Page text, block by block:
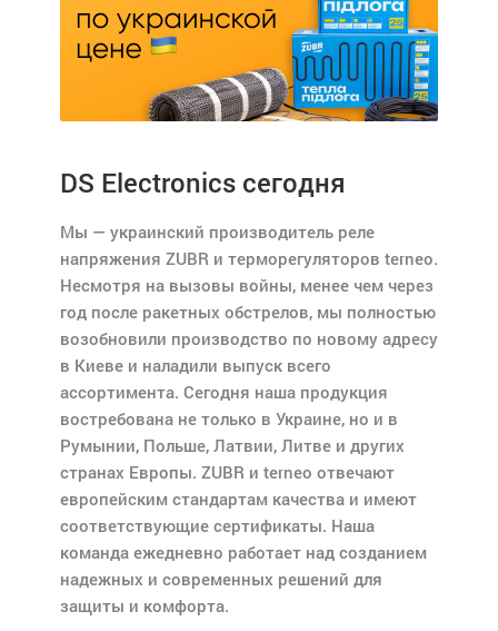
DS Electronics сегодня
Мы — украинский производитель реле
напряжения ZUBR и терморегуляторов terneo.
Несмотря на вызовы войны, менее чем через
год после ракетных обстрелов, мы полностью
возобновили производство по новому адресу
в Киеве и наладили выпуск всего
ассортимента. Сегодня наша продукция
востребована не только в Украине, но и в
Румынии, Польше, Латвии, Литве и других
странах Европы. ZUBR и terneo отвечают
европейским стандартам качества и имеют
соответствующие сертификаты. Наша
команда ежедневно работает над созданием
надежных и современных решений для
защиты и комфорта.